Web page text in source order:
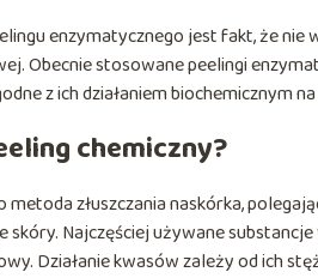
enzymatycznego jest fakt, że
Obecnie stosowane peelingi
z ich działaniem biochemicznym
chemiczny?
metoda złuszczania naskórka,
Najczęściej używane
Działanie kwasów zależy od ich